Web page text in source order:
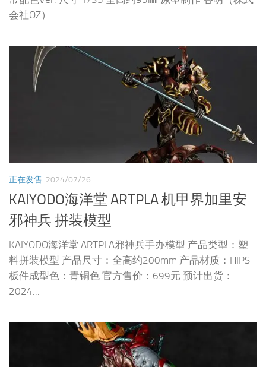
会社OZ）...
正在发售 2024/07/26
KAIYODO海洋堂 ARTPLA 机甲界加里安
邪神兵 拼装模型
KAIYODO海洋堂 ARTPLA邪神兵手办模型 产品类型：塑
料拼装模型 产品尺寸：全高约200mm 产品材质：HIPS
板件成型色：青铜色 官方售价：699元 预计出货：
2024...